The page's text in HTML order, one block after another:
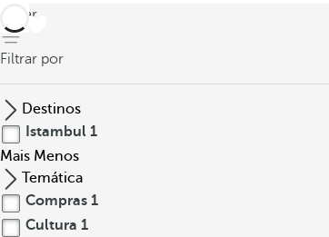
voltar
Filtrar por
Destinos
Istambul 1
Mais Menos
Temática
Compras 1
Cultura 1